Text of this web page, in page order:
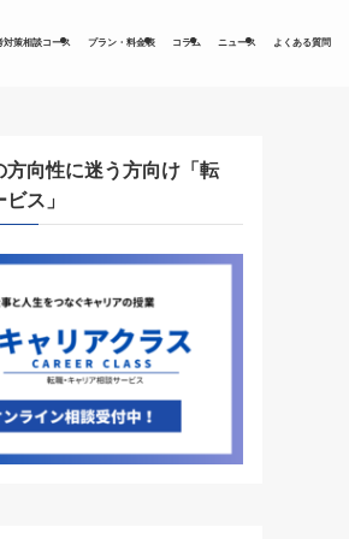
対策相談コース プラン・料金表 コラム ニュース よくある質問
方向性に迷う方向け「転
ス」